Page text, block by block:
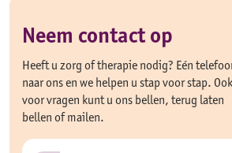
Neem contact op
Heeft u zorg of therapie nodig? Eén
naar ons en we helpen u stap voor stap. Ook
voor vragen kunt u ons bellen, terug laten
bellen of mailen.